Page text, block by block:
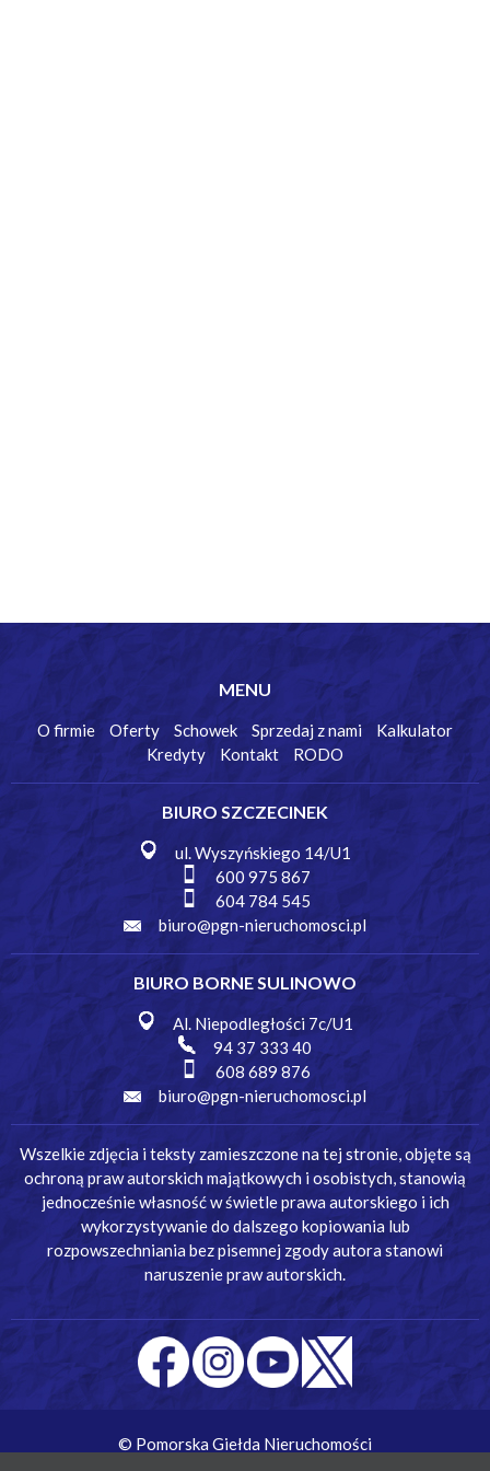
MENU
O firmie Oferty Schowek Sprzedaj z nami
Kalkulator
Kredyty
Kontakt RODO
BIURO SZCZECINEK
ul. Wyszyńskiego 14/U1
600 975 867
604 784 545
biuro@pgn-nieruchomosci.pl
BIURO BORNE SULINOWO
Al. Niepodległości 7c/U1
94 37 333 40
608 689 876
biuro@pgn-nieruchomosci.pl
Wszelkie zdjęcia i teksty zamieszczone na tej stronie, objęte są
ochroną praw autorskich majątkowych i osobistych, stanowią
jednocześnie własność w świetle prawa autorskiego i ich
wykorzystywanie do dalszego kopiowania lub
rozpowszechniania bez pisemnej zgody autora stanowi
naruszenie praw autorskich.
© Pomorska Giełda Nieruchomości